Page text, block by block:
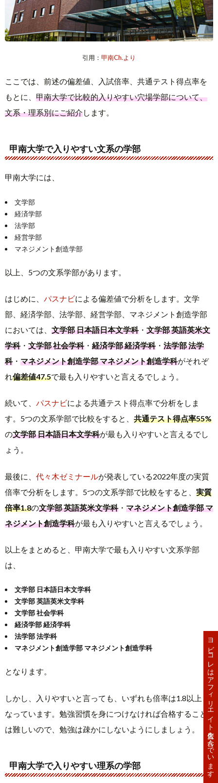
理工｜機能分
子化学
前期(共テ利
― 70% 3.0倍
子化学
併用前期3教
科 (共テ利用)
45.0 54% 1.3倍
理工｜物理
47.5 ― ―
理工｜生物
中期3教科
理工｜機能分
前期3教科
子化学
中期3教科
45.0 ― ―
前期2教科
50.0 ― 3.7倍
経済｜経済
中期3教科
50.0 ― ―
法｜法
前期3教科
47.5 ― 2.7倍
―
法｜法
中期3教科
経営｜経営
前期2教科
50.0 ― 3.9倍
経営｜経営
知能情報｜知
能情報
前期3教科
45.0 ― 1.9倍
―
知能情報｜知
能情報
中期3教科
47.5 ―
併用前期3教
科(共テ利用)
マネジメント
科(共テ利用)
63%
マネジメント
創造｜マネジ
47.5
マネジメント
メント創造
マネジメント
創造｜マネジ
メント創造
中期3教科
併用前期2教
科(共テ利用)
フロンティア
―
フロンティア
サイエンス｜
生命化学
42.5
フロンティア
サイエンス｜
中期3教科
42.5 ― ―
引用： 甲南Ch.より
ここでは、前述の偏差値、入試倍率、共通テスト得点率を
もとに、 甲南大学で比較的入りやすい穴場学部について、
文系・理系別にご紹介します。
甲南大学で入りやすい文系の学部
甲南大学には、
文学部
経済学部
法学部
経営学部
マネジメント創造学部
以上、5つの文系学部があります。
はじめに、 パスナビによる偏差値で分析をします。文学
部、経済学部、法学部、経営学部、マネジメント創造学部
においては、 文学部 日本語日本文学科・ 文学部 英語英米文
学科・ 文学部 社会学科・ 経済学部 経済学科・ 法学部 法学
科・ マネジメント創造学部 マネジメント創造学科がそれぞ
れ偏差値47.5で最も入りやすいと言えるでしょう。
続いて、 パスナビによる共通テスト得点率で分析をしま
す。5つの文系学部で比較をすると、 共通テスト得点率55%
の文学部 日本語日本文学科が最も入りやすいと言えるでし
ょう。
最後に、 代々木ゼミナールが発表している2022年度の実質
倍率で分析をします。5つの文系学部で比較をすると、 実質
倍率1.8の文学部 英語英米文学科・ マネジメント創造学部 マ
ネジメント創造学科が最も入りやすいと言えるでしょう。
以上をまとめると、甲南大学で最も入りやすい文系学部
は、
文学部 日本語日本文学科
文学部 英語英米文学科
文学部 社会学科
経済学部 経済学科
法学部 法学科
マネジメント創造学部 マネジメント創造学科
となります。
しかし、入りやすいと言っても、いずれも倍率は1.8以上と
なっています。勉強習慣を身につけなければ合格すること
は難しいので、勉強は疎かにしないようにしましょう。
甲南大学で入りやすい理系の学部 ヨビコレはアフィリエイト広告を含んでいます。